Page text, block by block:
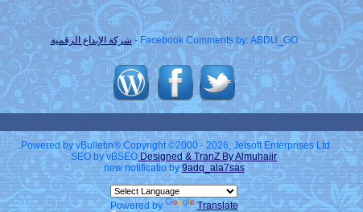
Facebook Comments by: ABDU_GO - شركة الإبداع الرقمية
Powered by vBulletin® Copyright ©2000 - 2026, Jelsoft Enterprises Ltd.
SEO by vBSEODesigned & TranZ By Almuhajir
new notificatio by9adq_ala7sas
Powered by
Translate